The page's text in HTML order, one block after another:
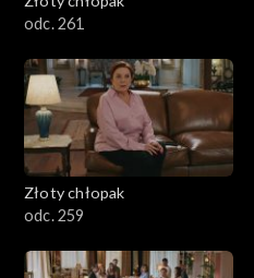
odc. 261
Złoty chłopak
odc. 259